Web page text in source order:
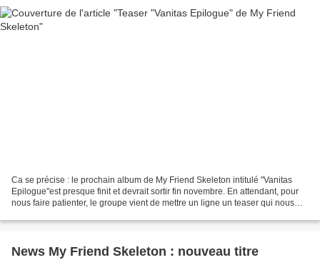
Ca se précise : le prochain album de My Friend Skeleton intitulé "Vanitas
Epilogue"est presque finit et devrait sortir fin novembre. En attendant, pour
nous faire patienter, le groupe vient de mettre un ligne un teaser qui nous
News My Friend Skeleton : nouveau titre